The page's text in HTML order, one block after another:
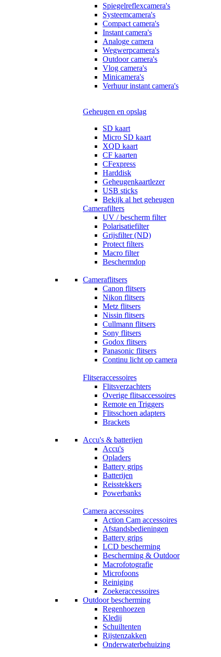
Spiegelreflexcamera's
Systeemcamera's
Compact camera's
Instant camera's
Analoge camera
Wegwerpcamera's
Outdoor camera's
Vlog camera's
Minicamera's
Verhuur instant camera's
Geheugen en opslag
SD kaart
Micro SD kaart
XQD kaart
CF kaarten
CFexpress
Harddisk
Geheugenkaartlezer
USB sticks
Bekijk al het geheugen
Camerafilters
UV / bescherm filter
Polarisatiefilter
Grijsfilter (ND)
Protect filters
Macro filter
Beschermdop
Cameraflitsers
Canon flitsers
Nikon flitsers
Metz flitsers
Nissin flitsers
Cullmann flitsers
Sony flitsers
Godox flitsers
Panasonic flitsers
Continu licht op camera
Flitseraccessoires
Flitsverzachters
Overige flitsaccessoires
Remote en Triggers
Flitsschoen adapters
Brackets
Accu's & batterijen
Accu's
Opladers
Battery grips
Batterijen
Reisstekkers
Powerbanks
Camera accessoires
Action Cam accessoires
Afstandsbedieningen
Battery grips
LCD bescherming
Bescherming & Outdoor
Macrofotografie
Microfoons
Reiniging
Zoekeraccessoires
Outdoor bescherming
Regenhoezen
Kledij
Schuiltenten
Rijstenzakken
Onderwaterbehuizing